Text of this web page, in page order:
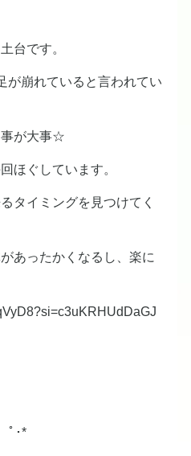
台です。
が崩れていると言われてい
事が大事☆
ほぐしています。
タイミングを見つけてく
あったかくなるし、楽に
ﾟ･*